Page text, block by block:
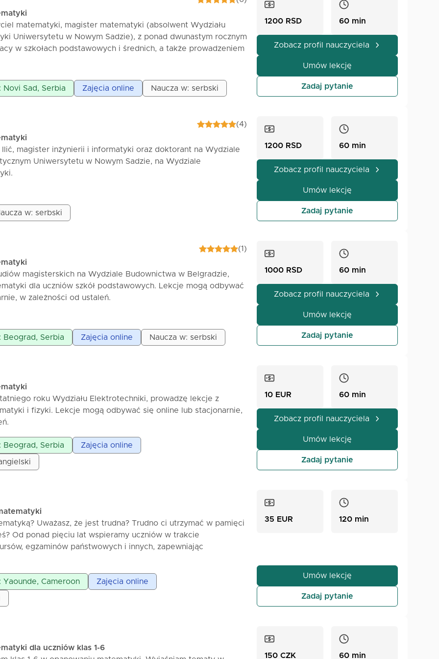
matematyki, magister matematyki (absolwent Wydziału
Uniwersytetu w Nowym Sadzie), z ponad dwunastym rocznym
w szkołach podstawowych i średnich, a także prowadzeniem
prywatne lekcje matematyki dla uczniów szkół
Novi Sad, Serbia Zajęcia online Naucza w: serbski
1200 RSD 60 min
Zobacz profil nauczyciela
Umów lekcję
Zadaj pytanie
(4)
magister inżynierii i informatyki oraz doktorant na Wydziale
Uniwersytetu w Nowym Sadzie, na Wydziale
STEM (nauka, technologia, inżynieria i matematyka). Staram się
i dostosowane zadania zbliżyć materiał do uczniów,
indywidualnie lub online, a czas trwania lekcji ustalamy
ucznia, z możliwością elastycznej korekty ceny. Lekcja
krócej, w zależności od ustaleń.
egzaminu maturalnego: 1500 RSD / 60 min
również lekcje fizyki i informatyki, ze szczególnym
myślenia, rozwiązywanie problemów i przygotowanie
w: serbski
1200 RSD 60 min
Zobacz profil nauczyciela
Umów lekcję
Zadaj pytanie
(1)
magisterskich na Wydziale Budownictwa w Belgradzie,
dla uczniów szkół podstawowych. Lekcje mogą odbywać
w zależności od ustaleń.
Beograd, Serbia Zajęcia online Naucza w: serbski
1000 RSD 60 min
Zobacz profil nauczyciela
Umów lekcję
Zadaj pytanie
roku Wydziału Elektrotechniki, prowadzę lekcje z
i fizyki. Lekcje mogą odbywać się online lub stacjonarnie,
Beograd, Serbia
Zajęcia online
10 EUR 60 min
Zobacz profil nauczyciela
Umów lekcję
Zadaj pytanie
Uważasz, że jest trudna? Trudno ci utrzymać w pamięci
Od ponad pięciu lat wspieramy uczniów w trakcie
egzaminów państwowych i innych, zapewniając
nauki, a teraz również online. Aby lepiej zrozumieć lekcje,
wszelkie zadania i ćwiczenia.
Yaounde, Cameroon Zajęcia online
35 EUR 120 min
Umów lekcję
Zadaj pytanie
dla uczniów klas 1-6
150 CZK 60 min